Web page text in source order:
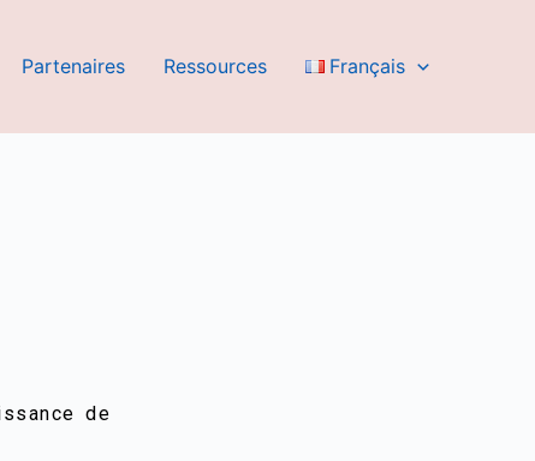
Partenaires Ressources Français
de